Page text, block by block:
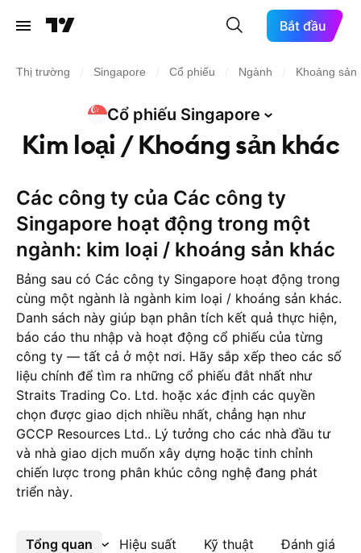
Bắt đầu
Thị trường Singapore Cổ phiếu Ngành Khoáng
Cổ phiếu Singapore
Kim loại / Khoáng sản khác
Các công ty của Các công ty
Singapore hoạt động trong một
ngành: kim loại / khoáng sản khác
Bảng sau có Các công ty Singapore hoạt động trong
cùng một ngành là ngành kim loại / khoáng sản khác.
Danh sách này giúp bạn phân tích kết quả thực hiện,
báo cáo thu nhập và hoạt động cổ phiếu của từng
công ty — tất cả ở một nơi. Hãy sắp xếp theo các số
liệu chính để tìm ra những cổ phiếu đắt nhất như
Straits Trading Co. Ltd. hoặc xác định các quyền
chọn được giao dịch nhiều nhất, chẳng hạn như
GCCP Resources Ltd.. Lý tưởng cho các nhà đầu tư
và nhà giao dịch muốn xây dựng hoặc tinh chỉnh
chiến lược trong phân khúc công nghệ đang phát
triển này.
Tổng quan Hiệu suất Kỹ thuật Đánh giá
Xem thêm